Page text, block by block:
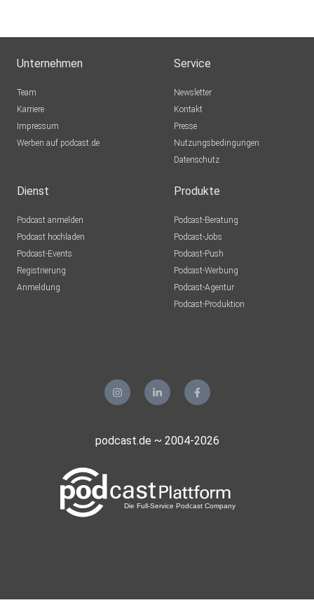
Unternehmen
Team
Karriere
Impressum
Werben auf podcast.de
Service
Newsletter
Kontakt
Presse
Nutzungsbedingungen
Datenschutz
Dienst
Podcast anmelden
Podcast hochladen
Podcast-Events
Registrierung
Anmeldung
Produkte
Podcast-Beratung
Podcast-Jobs
Podcast-Push
Podcast-Werbung
Podcast-Agentur
Podcast-Produktion
podcast.de ~ 2004-2026